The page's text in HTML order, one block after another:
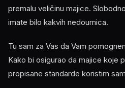
premalu veličinu majice.
imate bilo kakvih nedoumica.
Tu sam za Vas da Vam
Kako bi osigurao da majice koje
propisane standarde koristim